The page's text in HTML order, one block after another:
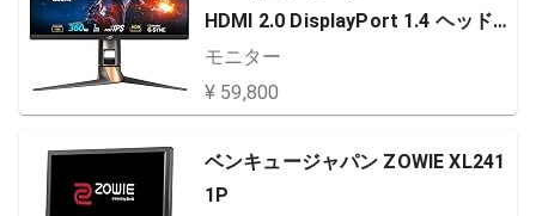
HDMI 2.0 DisplayPort 1.4 ヘッド
ホン出力 ROG SWIFT PG259QN
モニター
¥ 59,800
ベンキュージャパン ZOWIE XL241
1P